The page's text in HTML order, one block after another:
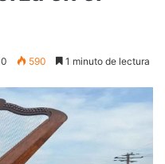
0 590 1 minuto de lectura